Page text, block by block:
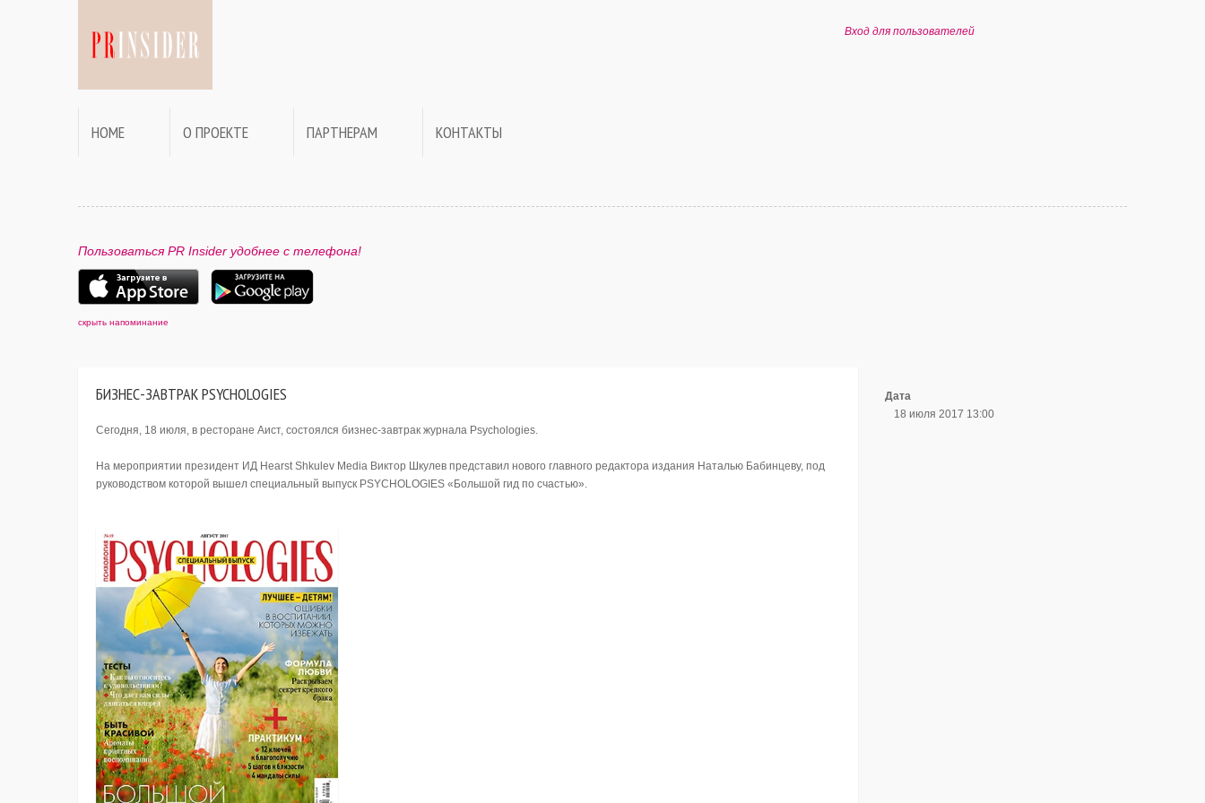
Вход для пользователей
HOME О ПРОЕКТЕ ПАРТНЕРАМ КОНТАКТЫ
Пользоваться PR Insider удобнее с телефона!
скрыть напоминание
БИЗНЕС-ЗАВТРАК PSYCHOLOGIES
Сегодня, 18 июля, в ресторане Аист, состоялся бизнес-завтрак журнала Psychologies.
На мероприятии президент ИД Hearst Shkulev Media Виктор Шкулев представил нового главного редактора издания Наталью Бабинцеву, под
руководством которой вышел специальный выпуск PSYCHOLOGIES «Большой гид по счастью».
Дата
18 июля 2017 13:00